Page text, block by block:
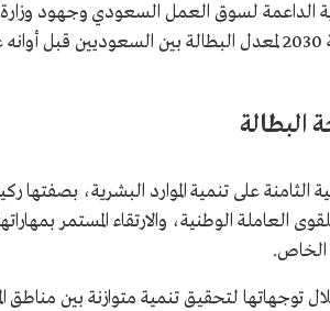
لسوق العمل السعودي وجهود وزارة
البطالة
على تنمية الموارد البشرية، بصفتها
العاملة الوطنية، والارتقاء المستمر
الخاص.
توجهاتها لتحقيق تنمية متوازنة بين مناطق